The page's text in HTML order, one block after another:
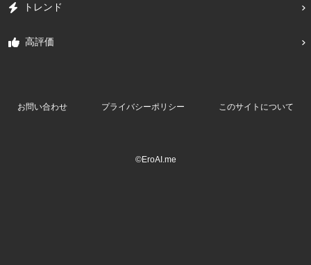
トレンド
高評価
お問い合わせ プライバシーポリシー このサイトについて
©EroAI.me